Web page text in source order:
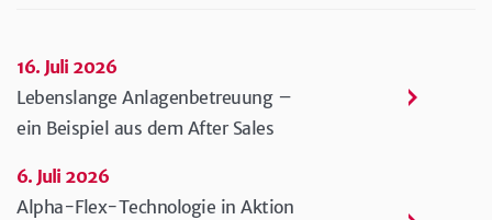
16. Juli 2026
Lebenslange Anlagenbetreuung –
ein Beispiel aus dem After Sales
6. Juli 2026
Alpha-Flex-Technologie in Aktion